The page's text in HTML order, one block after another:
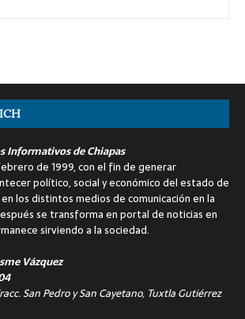
Informativos de Chiapas
de 1999, con el fin de generar
político, social y económico del estado de
los distintos medios de comunicación en la
se transforma en portal de noticias en
sirviendo a la sociedad.
Vázquez
San Pedro y San Cayetano, Tuxtla Gutiérrez